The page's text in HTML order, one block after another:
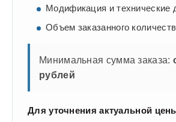
Модификация и технические
Объем заказанного
Минимальная сумма заказа:
рублей
Для уточнения актуальной